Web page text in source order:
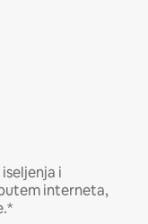
i
interneta,